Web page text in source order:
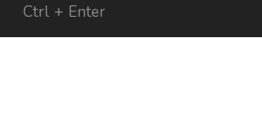
Ctrl + Enter